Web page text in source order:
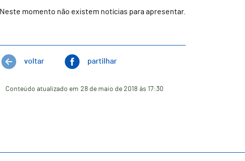
Neste momento não existem notícias para apresentar.
voltar partilhar
Conteúdo atualizado em 28 de maio de 2018 às 17:30